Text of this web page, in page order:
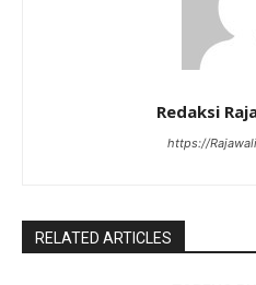
Redaksi
https://
RELATED ARTICLES